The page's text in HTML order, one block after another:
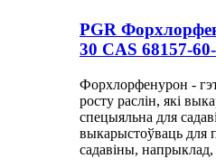
PGR
30 CAS 68157-
Форхлорфенурон -
росту раслін, які
спецыяльна для
выкарыстоўваць для
садавіны, напрыклад,